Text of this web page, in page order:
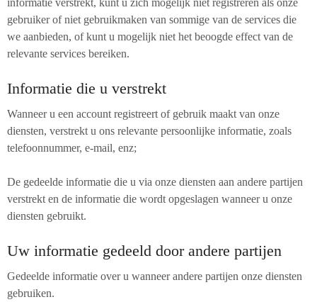
informatie verstrekt, kunt u zich mogelijk niet registreren als onze
gebruiker of niet gebruikmaken van sommige van de services die
we aanbieden, of kunt u mogelijk niet het beoogde effect van de
relevante services bereiken.
Informatie die u verstrekt
Wanneer u een account registreert of gebruik maakt van onze
diensten, verstrekt u ons relevante persoonlijke informatie, zoals
telefoonnummer, e-mail, enz;
De gedeelde informatie die u via onze diensten aan andere partijen
verstrekt en de informatie die wordt opgeslagen wanneer u onze
diensten gebruikt.
Uw informatie gedeeld door andere partijen
Gedeelde informatie over u wanneer andere partijen onze diensten
gebruiken.